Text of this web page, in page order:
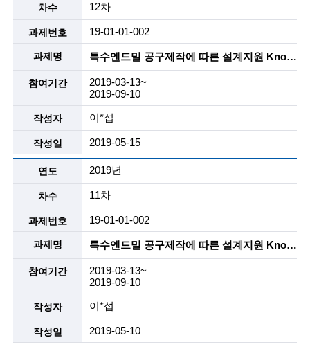
12차
19-01-01-002
특수엔드밀 공구제작에 따른 설계지원 Know-How 개발 및 이를 해외업체에 기술 소개용 자료작성 및 특장점을 활용한 Sales Engineering 자료 작성지원
2019-03-13~
2019-09-10
이*섭
2019-05-15
2019년
11차
19-01-01-002
특수엔드밀 공구제작에 따른 설계지원 Know-How 개발 및 이를 해외업체에 기술 소개용 자료작성 및 특장점을 활용한 Sales Engineering 자료 작성지원
2019-03-13~
2019-09-10
이*섭
2019-05-10